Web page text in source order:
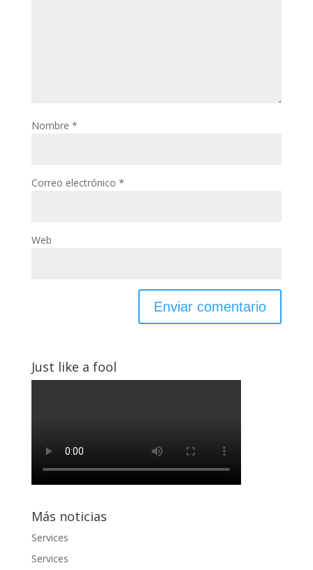
Nombre *
Correo electrónico *
Web
Just like a fool
Más noticias
Services
Services